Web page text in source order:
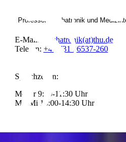
Professor Mechatronik und
E-Mail:
Mechatronik(at)thu.de
Telefon: +49 731 96537-260
Sprechzeiten:
Mo-Fr 9:30-11:30 Uhr
Mo-Mi 13:00-14:30 Uhr